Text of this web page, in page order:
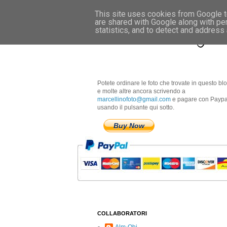
Marcellino
Potete ordinare le foto che trovate in questo
e molte altre ancora scrivendo a
marcellinofoto@gmail.com e pagare con
usando il pulsante qui sotto.
Buy Now
COLLABORATORI
This site uses cookies from Google
are shared with Google along with
statistics, and to detect and address